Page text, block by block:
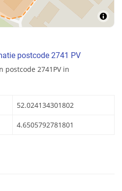
postcode 2741 PV
postcode 2741PV in
52.024134301802
4.6505792781801